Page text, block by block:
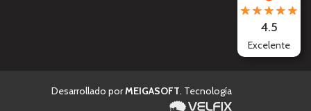
Desarrollado porMEIGASOFT. Tecnología
4.5
Excelente